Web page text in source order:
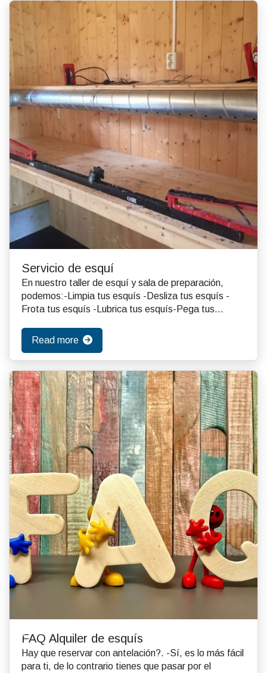
Servicio de esquí
En nuestro taller de esquí y sala de preparación,
podemos:-Limpia tus esquís -Desliza tus esquís -
Frota tus esquís -Lubrica tus esquís-Pega tus
Read more
FAQ Alquiler de esquís
Hay que reservar con antelación?. -Sí, es lo más fácil
para ti, de lo contrario tienes que pasar por el